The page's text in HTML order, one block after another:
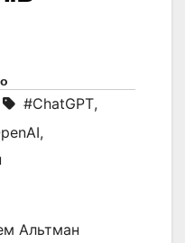
#ChatGPT,
,
Альтман